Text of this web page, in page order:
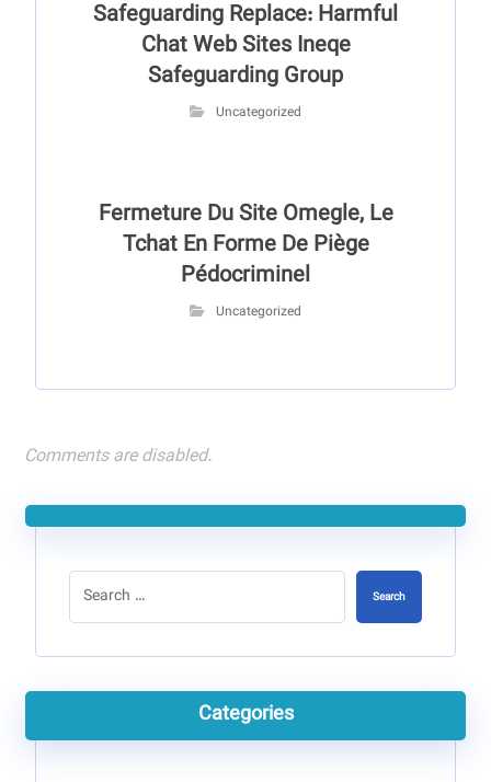
Safeguarding Replace: Harmful
Chat Web Sites Ineqe
Safeguarding Group
Uncategorized
Fermeture Du Site Omegle, Le
Tchat En Forme De Piège
Pédocriminel
Uncategorized
Comments are disabled.
Search
Categories